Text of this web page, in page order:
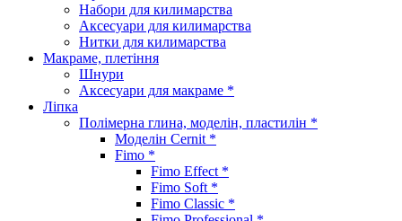
Набори для килимарства
Аксесуари для килимарства
Нитки для килимарства
Макраме, плетіння
Шнури
Аксесуари для макраме *
Ліпка
Полімерна глина, моделін, пластилін *
Моделін Cernit *
Fimo *
Fimo Effect *
Fimo Soft *
Fimo Classic *